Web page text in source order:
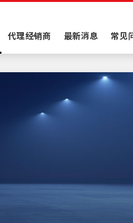
代理经销商 最新消息 常见